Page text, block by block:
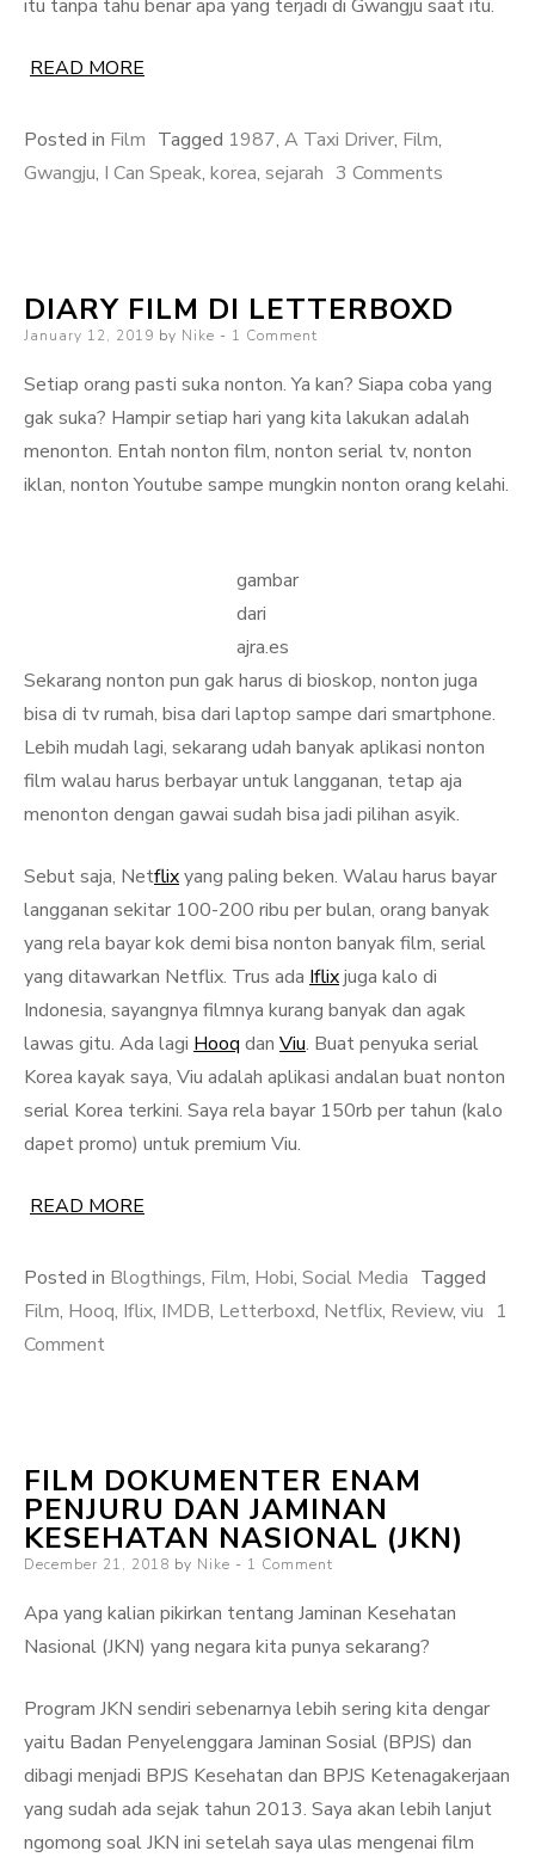
itu tanpa tahu benar apa yang terjadi di Gwangju saat itu.
READ MORE
Posted in Film Tagged 1987, A Taxi Driver, Film,
Gwangju, I Can Speak, korea, sejarah 3 Comments
Korea
DIARY FILM DI LETTERBOXD
Posted
January 12, 2019 by Nike 1 Comment
Setiap orang pasti suka nonton. Ya kan? Siapa coba yang
gak suka? Hampir setiap hari yang kita lakukan adalah
menonton. Entah nonton film, nonton serial tv, nonton
iklan, nonton Youtube sampe mungkin nonton orang kelahi.
gambar
dari
ajra.es
Sekarang nonton pun gak harus di bioskop, nonton juga
bisa di tv rumah, bisa dari laptop sampe dari smartphone.
Lebih mudah lagi, sekarang udah banyak aplikasi nonton
film walau harus berbayar untuk langganan, tetap aja
menonton dengan gawai sudah bisa jadi pilihan asyik.
Sebut saja, Netflixyang paling beken. Walau harus bayar
langganan sekitar 100-200 ribu per bulan, orang banyak
yang rela bayar kok demi bisa nonton banyak film, serial
yang ditawarkan Netflix. Trus ada Iflixjuga kalo di
Indonesia, sayangnya filmnya kurang banyak dan agak
lawas gitu. Ada lagi Hooq dan Viu. Buat penyuka serial
Korea kayak saya, Viu adalah aplikasi andalan buat nonton
serial Korea terkini. Saya rela bayar 150rb per tahun (kalo
dapet promo) untuk premium Viu.
READ MORE
Posted in Blogthings, Film, Hobi, Social Media Tagged
Film, Hooq, Iflix, IMDB, Letterboxd, Netflix, Review, viu 1
Commenton
Letterboxd
FILM DOKUMENTER ENAM
PENJURU DAN JAMINAN
KESEHATAN NASIONAL (JKN)
Posted
December 21, 2018 by Nike 1 Comment
Apa yang kalian pikirkan tentang Jaminan Kesehatan
Nasional (JKN) yang negara kita punya sekarang?
Program JKN sendiri sebenarnya lebih sering kita dengar
yaitu Badan Penyelenggara Jaminan Sosial (BPJS) dan
dibagi menjadi BPJS Kesehatan dan BPJS Ketenagakerjaan
yang sudah ada sejak tahun 2013. Saya akan lebih lanjut
ngomong soal JKN ini setelah saya ulas mengenai film